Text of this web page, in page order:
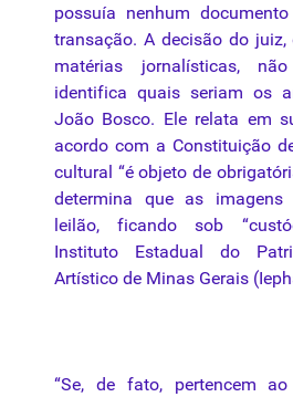
possuía nenhum
transação. A decisão do juiz,
matérias jornalísticas,
identifica quais seriam os
João Bosco. Ele relata em
acordo com a Constituição
cultural “é objeto de
determina queas imagens
leilão, ficando sob
Instituto Estadual do
Artístico de Minas Gerais
“Se, de fato, pertencem